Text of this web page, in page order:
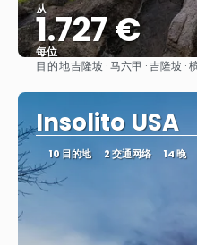
从
1.727 €
每位
目的地吉隆坡 · 马六甲 · 吉隆坡 ·
Insolito USA
10 目的地 2 交通网络 14 晚